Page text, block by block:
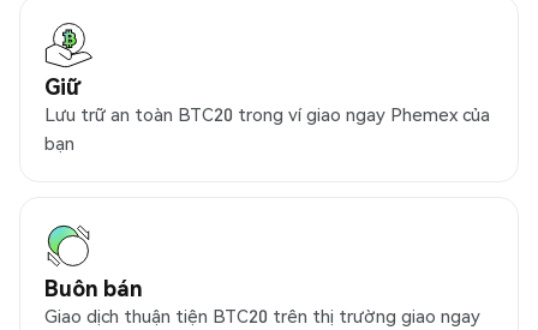
Giữ
Lưu trữ an toàn BTC20 trong ví giao ngay Phemex của
bạn
Buôn bán
Giao dịch thuận tiện BTC20 trên thị trường giao ngay